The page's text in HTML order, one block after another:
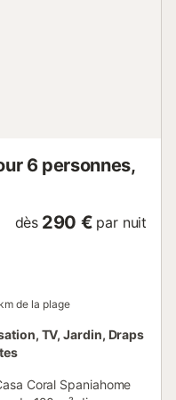
6 personnes,
dès 290 € par nuit
de la plage
TV, Jardin, Draps
Coral Spaniahome